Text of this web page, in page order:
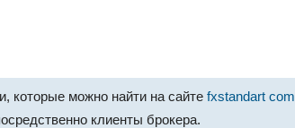
которые можно найти на сайте fxstandart com
клиенты брокера.